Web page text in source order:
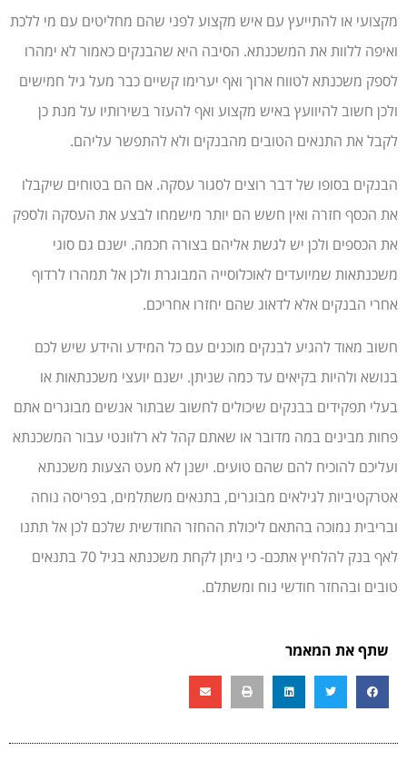
מקצועי או להתייעץ עם איש מקצוע לפני שהם מחליטים עם מי ללכת
ואיפה ללוות את המשכנתא. הסיבה היא שהבנקים כאמור לא ימהרו
לספק משכנתא לטווח ארוך ואף יערימו קשיים כבר מעל גיל חמישים
ולכן חשוב להיוועץ באיש מקצוע ואף להעזר בשירותיו על מנת כן
לקבל את התנאים הטובים מהבנקים ולא להתפשר עליהם.
הבנקים בסופו של דבר רוצים לסגור עסקה. אם הם בטוחים שיקבלו
את הכסף חזרה ואין חשש הם יותר מישמחו לבצע את העסקה ולספק
את הכספים ולכן יש לגשת אליהם בצורה חכמה. ישנם גם סוגי
משכנתאות שמיועדים לאוכלוסייה המבוגרת ולכן אל תמהרו לרדוף
אחרי הבנקים אלא לדאוג שהם יחזרו אחריכם.
חשוב מאוד להגיע לבנקים מוכנים עם כל המידע והידע שיש לכם
בנושא ולהיות בקיאים עד כמה שניתן. ישנם יועצי משכנתאות או
בעלי תפקידים בבנקים שיכולים לחשוב שבתור אנשים מבוגרים אתם
פחות מבינים במה מדובר או שאתם קהל לא רלוונטי עבור המשכנתא
ועליכם להוכיח להם שהם טועים. ישנן לא מעט הצעות משכנתא
אטרקטיביות לגילאים מבוגרים, בתנאים משתלמים, בפריסה נוחה
ובריבית נמוכה בהתאם ליכולת ההחזר החודשית שלכם לכן אל תתנו
לאף בנק להלחיץ אתכם- כי ניתן לקחת משכנתא בגיל 70 בתנאים
טובים ובהחזר חודשי נוח ומשתלם.
שתף את המאמר